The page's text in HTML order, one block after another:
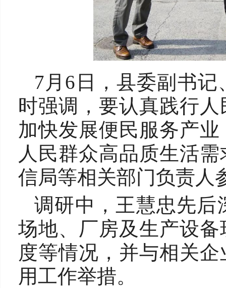
7月6日，县委副书
时强调，要认真践行
加快发展便民服务产
人民群众高品质生活
信局等相关部门负责人
调研中，王慧忠先后
场地、厂房及生产设
度等情况，并与相关
用工作举措。